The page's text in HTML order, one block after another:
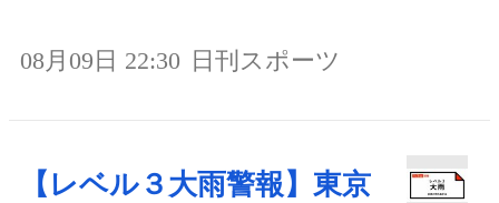
08月09日 22:30 日刊スポーツ
【レベル３大雨警報】東京